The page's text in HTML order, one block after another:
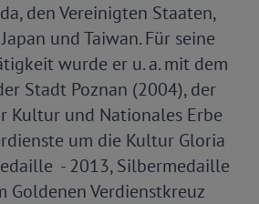
den Vereinigten Staaten,
und Taiwan. Für seine
wurde er u. a. mit dem
Stadt Poznan (2004), der
Kultur und Nationales Erbe
um die Kultur Gloria
- 2013, Silbermedaille
Goldenen Verdienstkreuz